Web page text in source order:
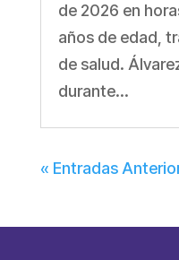
de 2026 en
años de edad,
de salud.
durante...
« Entradas